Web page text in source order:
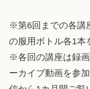
※第6回までの各講
の服用ボトル各1本
※各回の講座は録
ーカイブ動画を参